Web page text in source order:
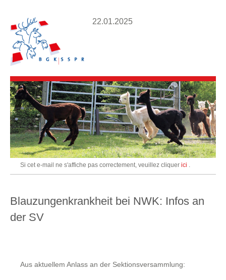
22.01.2025
Si cet e-mail ne s'affiche pas correctement, veuillez cliquer ici .
Blauzungenkrankheit bei NWK: Infos an
der SV
Aus aktuellem Anlass an der Sektionsversammlung: